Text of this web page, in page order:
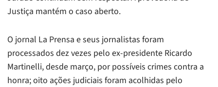
Justiça mantém o caso aberto.
O jornal La Prensa e seus jornalistas foram
processados dez vezes pelo ex-presidente Ricardo
Martinelli, desde março, por possíveis crimes contra a
honra; oito ações judiciais foram acolhidas pelo